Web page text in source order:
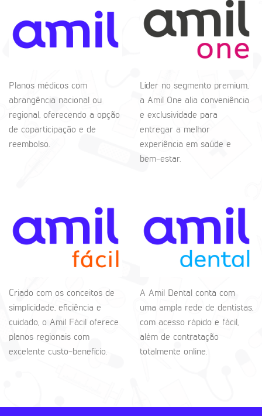
Planos médicos com
abrangência nacional ou
regional, oferecendo a opção
de coparticipação e de
reembolso.
Líder no segmento premium,
a Amil One alia conveniência
e exclusividade para
entregar a melhor
experiência em saúde e
bem-estar.
Criado com os conceitos de
simplicidade, eficiência e
cuidado, o Amil Fácil oferece
planos regionais com
excelente custo-benefício.
A Amil Dental conta com
uma ampla rede de dentistas,
com acesso rápido e fácil,
além de contratação
totalmente online.